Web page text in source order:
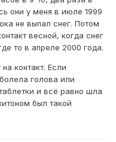
они у меня в июле 1999
не выпал снег. Потом
весной, когда снег
то в апреле 2000 года.
контакт. Если
голова или
и всё равно шла
был такой